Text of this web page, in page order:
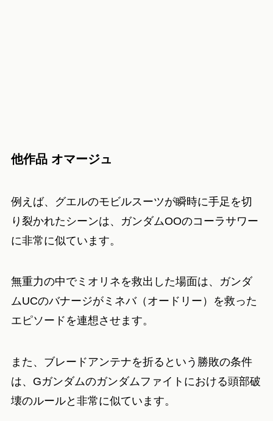
他作品 オマージュ
例えば、グエルのモビルスーツが瞬時に手足を切
り裂かれたシーンは、ガンダムOOのコーラサワー
に非常に似ています。
無重力の中でミオリネを救出した場面は、ガンダ
ムUCのバナージがミネバ（オードリー）を救った
エピソードを連想させます。
また、ブレードアンテナを折るという勝敗の条件
は、Gガンダムのガンダムファイトにおける頭部破
壊のルールと非常に似ています。